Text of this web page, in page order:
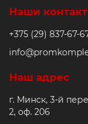
Наши
+375 (29) 837-67-
Наш адрес
г. Минск, 3-й
2, оф. 206